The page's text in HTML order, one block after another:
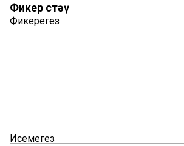
Фикер өстәү
Фикерегез
Исемегез